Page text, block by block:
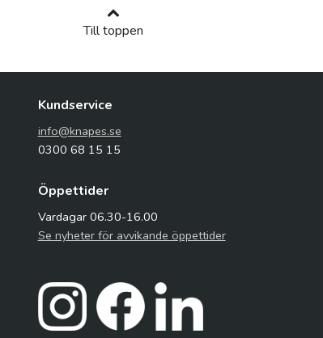
Till toppen
Kundservice
info@knapes.se
0300 68 15 15
Öppettider
Vardagar 06.30-16.00
Se nyheter för avvikande öppettider